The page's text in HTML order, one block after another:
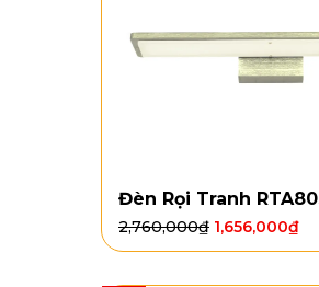
Đèn Rọi Tranh
2,760,000₫ 1,656,000₫